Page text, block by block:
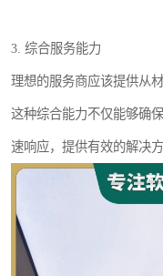
3. 综合服务能力
理想的服务商应该提供从
这种综合能力不仅能够确
速响应，提供有效的解决方